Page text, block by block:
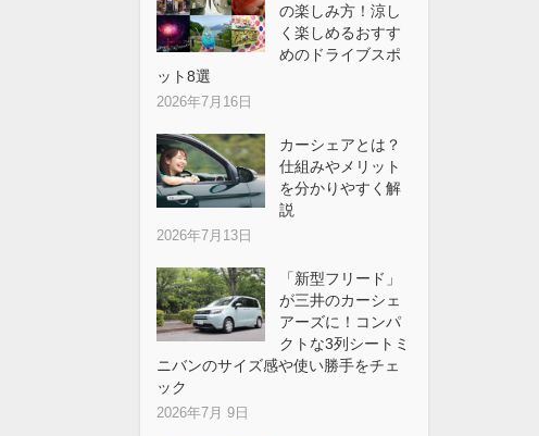
の楽しみ方！涼し
く楽しめるおすす
めのドライブスポ
ット8選
2026年7月16日
カーシェアとは？
仕組みやメリット
を分かりやすく解
説
2026年7月13日
「新型フリード」
が三井のカーシェ
アーズに！コンパ
クトな3列シートミ
ニバンのサイズ感や使い勝手をチェ
ック
2026年7月 9日